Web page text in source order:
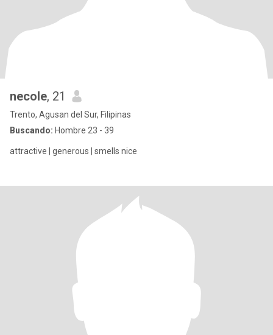
necole, 21
Trento, Agusan del Sur, Filipinas
Buscando: Hombre 23 - 39
attractive | generous | smells nice